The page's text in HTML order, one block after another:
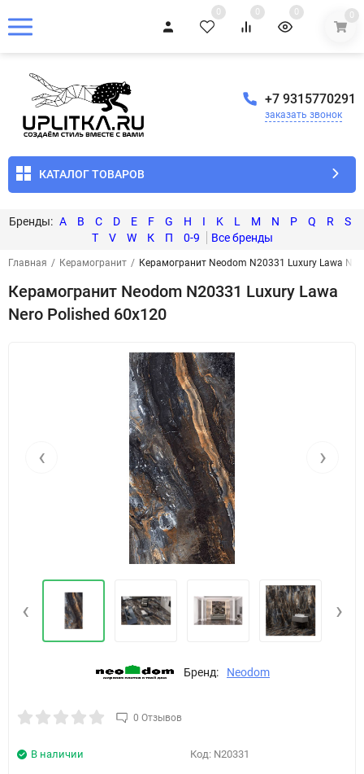
0 0 0 0
+7 9315770291
заказать звонок
КАТАЛОГ ТОВАРОВ
A B C D E F G H I K L M N P Q R
S
T
V W К П 0-9
Главная / Керамогранит / Керамогранит Neodom N20331 Luxury Lawa
Керамогранит Neodom N20331 Luxury Lawa
Nero Polished 60x120
‹ ›
‹ ›
Бренд: Neodom
0 Отзывов
Код: N20331
В наличии